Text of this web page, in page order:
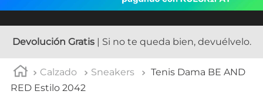
Devolución Gratis| Si no te queda bien, devuélvelo.
Calzado Sneakers
Tenis Dama BE AND
RED Estilo 2042
tenis hombre
5. tenis